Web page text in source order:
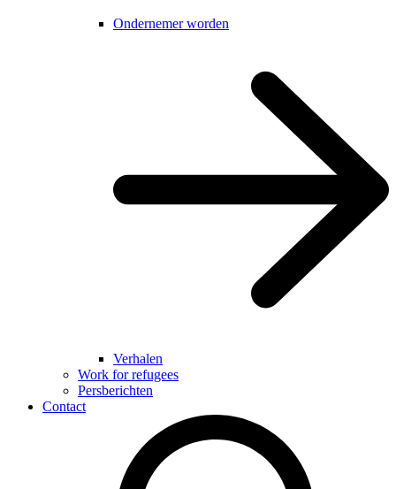
Ondernemer worden
Verhalen
Work for refugees
Persberichten
Contact